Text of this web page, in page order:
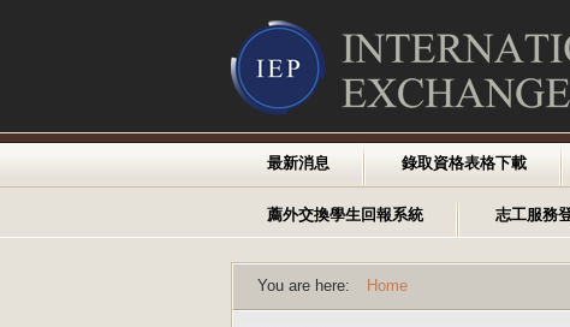
最新消息 錄取資格表格下載
薦外交換學生回報系統 志工服務
You are here: Home